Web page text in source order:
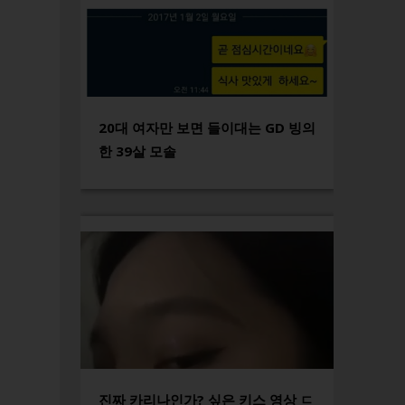
20대 여자만 보면 들이대는 GD 빙의
한 39살 모솔
진짜 카리나인가? 싶은 키스 영상 ㄷ